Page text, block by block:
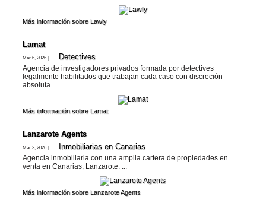
Más información sobre Lawly
Lamat
Mar 6, 2026 | Detectives
Agencia de investigadores privados formada por detectives
legalmente habilitados que trabajan cada caso con discreción
absoluta. ...
Más información sobre Lamat
Lanzarote​ Agents
Mar 3, 2026 | Inmobiliarias en Canarias
Agencia inmobiliaria con una amplia cartera de propiedades en
venta en Canarias, Lanzarote. ...
Más información sobre Lanzarote​ Agents